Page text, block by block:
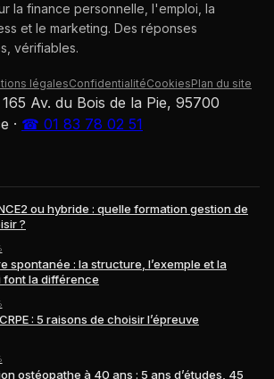
la finance personnelle, l'emploi, la
et le marketing. Des réponses
vérifiables.
légalesConfidentialitéCookiesPlan du site
165 Av. du Bois de la Pie, 95700
· ☎ 01 83 78 02 51
ou hybride : quelle formation gestion de
?
spontanée : la structure, l’exemple et la
font la différence
: 5 raisons de choisir l’épreuve
ostéopathe à 40 ans : 5 ans d’études, 45